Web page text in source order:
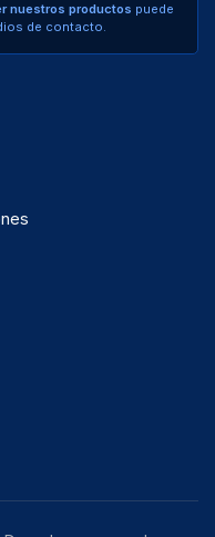
nuestros productos puede
de contacto.